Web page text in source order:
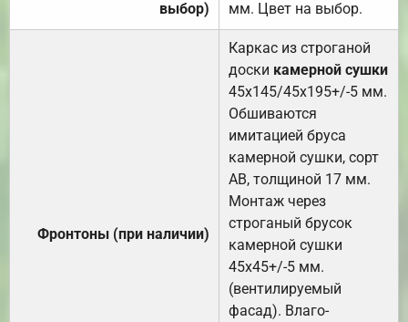
выбор)
мм. Цвет на выбор.
Фронтоны (при наличии)
Каркас из строганой
доски камерной сушки
45х145/45х195+/-5 мм.
Обшиваются
имитацией бруса
камерной сушки, сорт
АВ, толщиной 17 мм.
Монтаж через
строганый брусок
камерной сушки
45х45+/-5 мм.
(вентилируемый
фасад). Влаго-